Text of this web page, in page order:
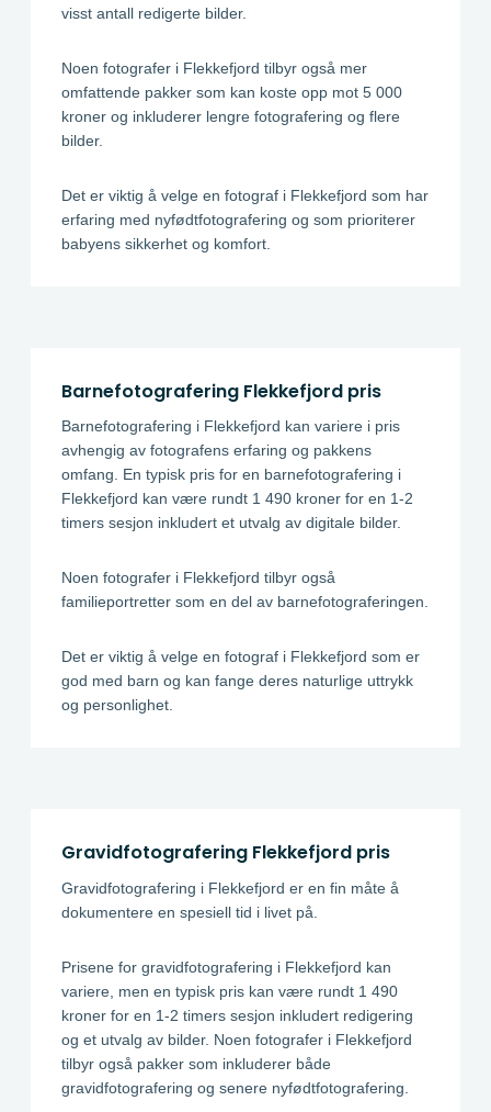
visst antall redigerte bilder.
Noen fotografer i Flekkefjord tilbyr også mer
omfattende pakker som kan koste opp mot 5 000
kroner og inkluderer lengre fotografering og flere
bilder.
Det er viktig å velge en fotograf i Flekkefjord som har
erfaring med nyfødtfotografering og som prioriterer
babyens sikkerhet og komfort.
Barnefotografering Flekkefjord pris
Barnefotografering i Flekkefjord kan variere i pris
avhengig av fotografens erfaring og pakkens
omfang. En typisk pris for en barnefotografering i
Flekkefjord kan være rundt 1 490 kroner for en 1-2
timers sesjon inkludert et utvalg av digitale bilder.
Noen fotografer i Flekkefjord tilbyr også
familieportretter som en del av barnefotograferingen.
Det er viktig å velge en fotograf i Flekkefjord som er
god med barn og kan fange deres naturlige uttrykk
og personlighet.
Gravidfotografering Flekkefjord pris
Gravidfotografering i Flekkefjord er en fin måte å
dokumentere en spesiell tid i livet på.
Prisene for gravidfotografering i Flekkefjord kan
variere, men en typisk pris kan være rundt 1 490
kroner for en 1-2 timers sesjon inkludert redigering
og et utvalg av bilder. Noen fotografer i Flekkefjord
tilbyr også pakker som inkluderer både
gravidfotografering og senere nyfødtfotografering.